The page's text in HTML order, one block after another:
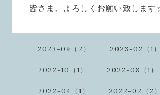
皆さま、よろしくお願い致しま
2023-09（2） 2023-02（1）
2022-10（1） 2022-08（1）
2022-04（1） 2022-02（2）